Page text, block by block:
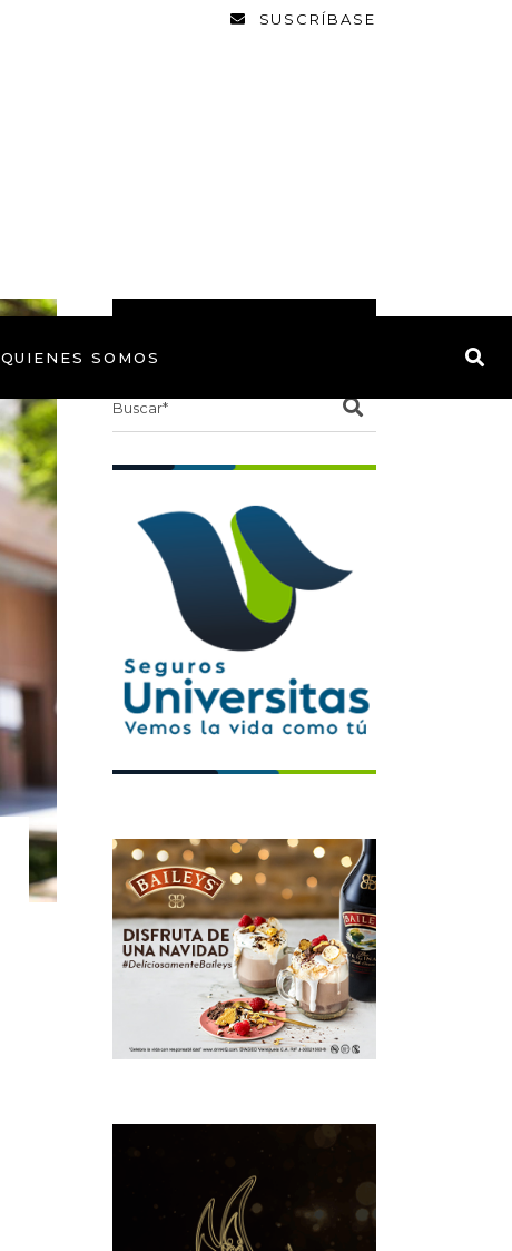
SUSCRÍBASE
QUIENES SOMOS
Search